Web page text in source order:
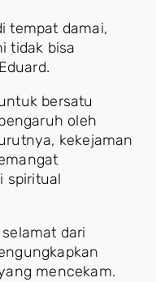
tempat damai,
tidak bisa
bersatu
oleh
kekejaman
spiritual
dari
mencekam.